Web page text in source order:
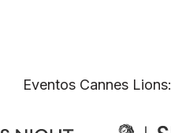
Eventos Cannes Lions: